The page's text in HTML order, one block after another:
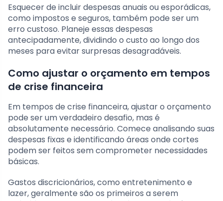
Esquecer de incluir despesas anuais ou esporádicas,
como impostos e seguros, também pode ser um
erro custoso. Planeje essas despesas
antecipadamente, dividindo o custo ao longo dos
meses para evitar surpresas desagradáveis.
Como ajustar o orçamento em tempos
de crise financeira
Em tempos de crise financeira, ajustar o orçamento
pode ser um verdadeiro desafio, mas é
absolutamente necessário. Comece analisando suas
despesas fixas e identificando áreas onde cortes
podem ser feitos sem comprometer necessidades
básicas.
Gastos discricionários, como entretenimento e
lazer, geralmente são os primeiros a serem